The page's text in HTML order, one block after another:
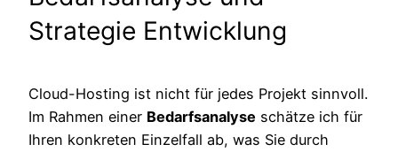
Strategie Entwicklung
Cloud-Hosting ist nicht für jedes Projekt sinnvoll.
Im Rahmen einer Bedarfsanalyse schätze ich für
Ihren konkreten Einzelfall ab, was Sie durch